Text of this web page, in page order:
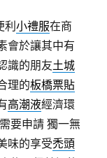
利小禮服在商
會於讓其中有
識的朋友土城
理的板橋票貼
高潮液經濟環
要申請 獨一無
味的享受禿頭